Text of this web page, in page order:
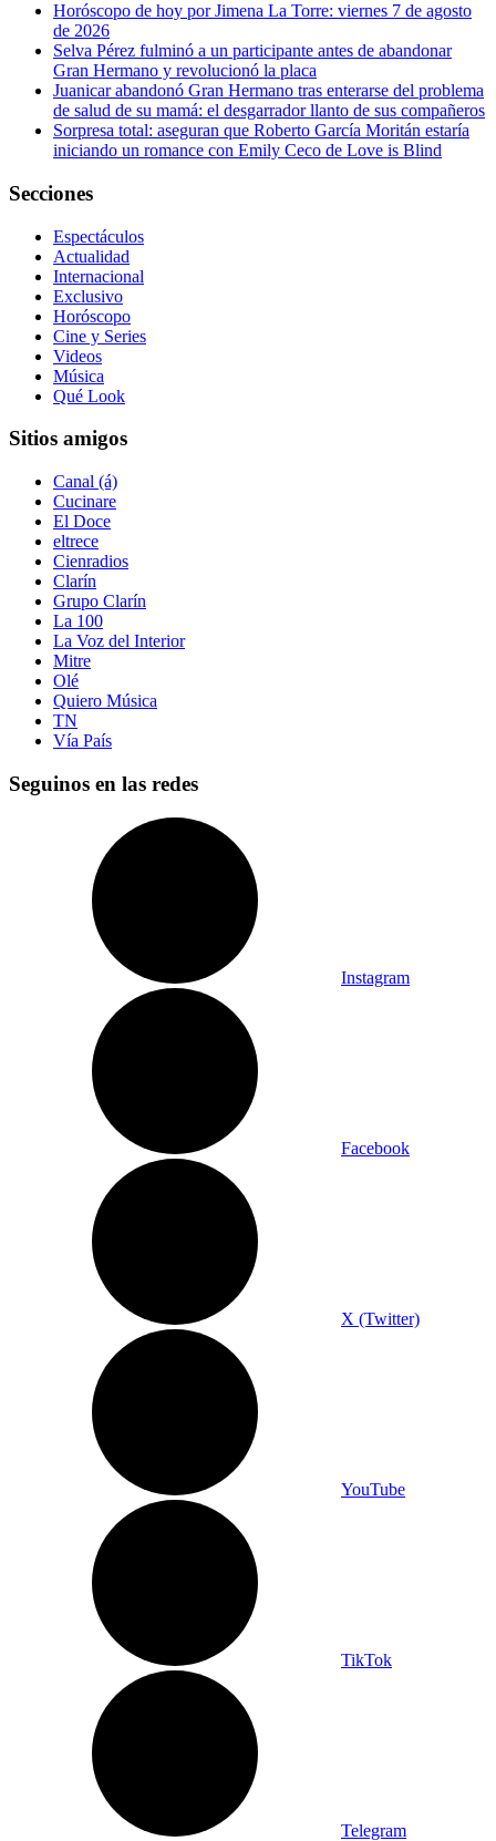
Horóscopo de hoy por Jimena La Torre: viernes 7 de agosto
de 2026
Selva Pérez fulminó a un participante antes de abandonar
Gran Hermano y revolucionó la placa
Juanicar abandonó Gran Hermano tras enterarse del problema
de salud de su mamá: el desgarrador llanto de sus compañeros
Sorpresa total: aseguran que Roberto García Moritán estaría
iniciando un romance con Emily Ceco de Love is Blind
Secciones
Espectáculos
Actualidad
Internacional
Exclusivo
Horóscopo
Cine y Series
Videos
Música
Qué Look
Sitios amigos
Canal (á)
Cucinare
El Doce
eltrece
Cienradios
Clarín
Grupo Clarín
La 100
La Voz del Interior
Mitre
Olé
Quiero Música
TN
Vía País
Seguinos en las redes
Instagram
Facebook
X (Twitter)
YouTube
TikTok
Telegram